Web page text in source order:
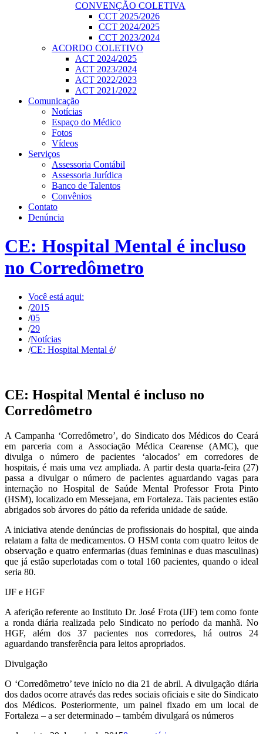
CONVENÇÃO COLETIVA
CCT 2025/2026
CCT 2024/2025
CCT 2023/2024
ACORDO COLETIVO
ACT 2024/2025
ACT 2023/2024
ACT 2022/2023
ACT 2021/2022
Comunicação
Notícias
Espaço do Médico
Fotos
Vídeos
Serviços
Assessoria Contábil
Assessoria Jurídica
Banco de Talentos
Convênios
Contato
Denúncia
CE: Hospital Mental é incluso
no Corredômetro
Você está aqui:
/2015
/05
/29
/Notícias
/CE: Hospital Mental é/
CE: Hospital Mental é incluso no
Corredômetro
A Campanha ‘Corredômetro’, do Sindicato dos Médicos do Ceará
em parceria com a Associação Médica Cearense (AMC), que
divulga o número de pacientes ‘alocados’ em corredores de
hospitais, é mais uma vez ampliada. A partir desta quarta-feira (27)
passa a divulgar o número de pacientes aguardando vagas para
internação no Hospital de Saúde Mental Professor Frota Pinto
(HSM), localizado em Messejana, em Fortaleza. Tais pacientes estão
abrigados sob árvores do pátio da referida unidade de saúde.
A iniciativa atende denúncias de profissionais do hospital, que ainda
relatam a falta de medicamentos. O HSM conta com quatro leitos de
observação e quatro enfermarias (duas femininas e duas masculinas)
que já estão superlotadas com o total 160 pacientes, quando o ideal
seria 80.
IJF e HGF
A aferição referente ao Instituto Dr. José Frota (IJF) tem como fonte
a ronda diária realizada pelo Sindicato no período da manhã. No
HGF, além dos 37 pacientes nos corredores, há outros 24
aguardando transferência para leitos apropriados.
Divulgação
O ‘Corredômetro’ teve início no dia 21 de abril. A divulgação diária
dos dados ocorre através das redes sociais oficiais e site do Sindicato
dos Médicos. Posteriormente, um painel fixado em um local de
Fortaleza – a ser determinado – também divulgará os números